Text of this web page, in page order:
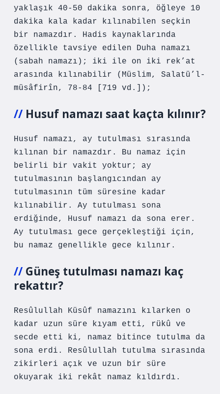
yaklaşık 40-50 dakika sonra, öğleye 10
dakika kala kadar kılınabilen seçkin
bir namazdır. Hadis kaynaklarında
özellikle tavsiye edilen Duha namazı
(sabah namazı); iki ile on iki rek’at
arasında kılınabilir (Müslim, Salatü’l-
müsâfirîn, 78-84 [719 vd.]);
Husuf namazı saat kaçta kılınır?
Husuf namazı, ay tutulması sırasında
kılınan bir namazdır. Bu namaz için
belirli bir vakit yoktur; ay
tutulmasının başlangıcından ay
tutulmasının tüm süresine kadar
kılınabilir. Ay tutulması sona
erdiğinde, Husuf namazı da sona erer.
Ay tutulması gece gerçekleştiği için,
bu namaz genellikle gece kılınır.
Güneş tutulması namazı kaç
rekattır?
Resûlullah Küsûf namazını kılarken o
kadar uzun süre kıyam etti, rükû ve
secde etti ki, namaz bitince tutulma da
sona erdi. Resûlullah tutulma sırasında
zikirleri açık ve uzun bir süre
okuyarak iki rekât namaz kıldırdı.